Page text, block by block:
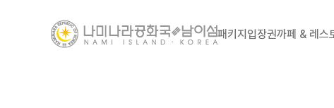
패키지 입장권까페 & 레스